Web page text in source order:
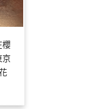
櫻
京